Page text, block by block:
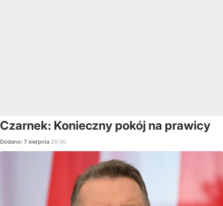
Czarnek: Konieczny pokój na prawicy
Dodano: 7 sierpnia 20:30